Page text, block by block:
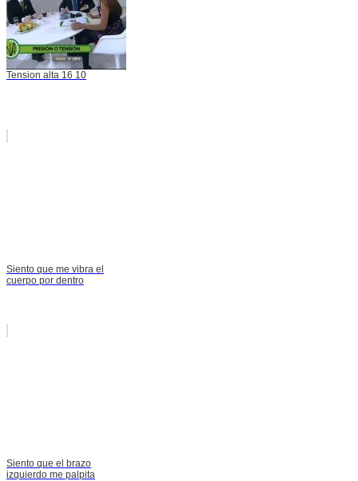
Tension alta 16 10
Siento que me vibra el
cuerpo por dentro
Siento que el brazo
izquierdo me palpita